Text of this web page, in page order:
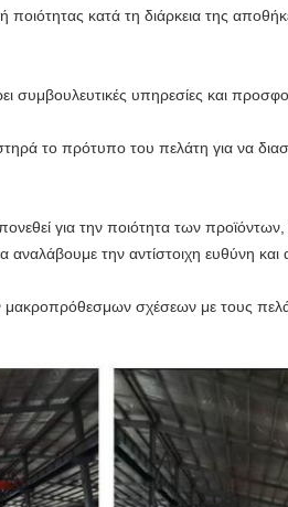
κατά τη διάρκεια της
συμβουλευτικές υπηρεσίες και
το πρότυπο του πελάτη για να
για την ποιότητα των προϊόντων,
την αντίστοιχη ευθύνη
μακροπρόθεσμων σχέσεων με τους